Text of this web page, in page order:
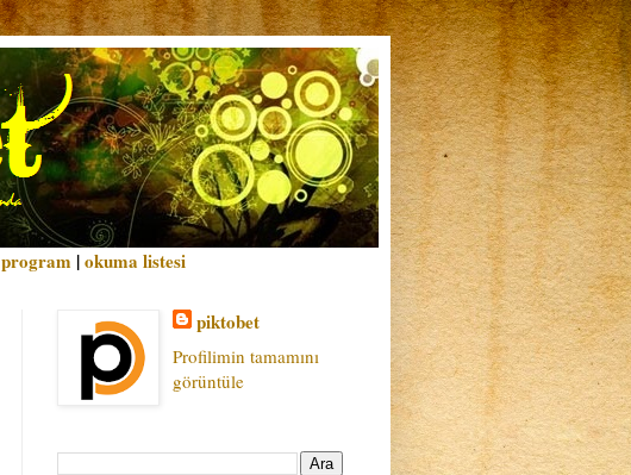
program |okuma listesi
piktobet
Profilimin tamamını
görüntüle